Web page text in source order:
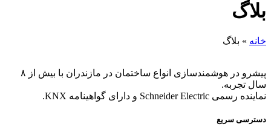
بلاگ
خانه » بلاگ
پیشرو در هوشمندسازی انواع ساختمان در مازندران با بیش از ۸
سال تجربه.
نماینده رسمی Schneider Electric و دارای گواهینامه KNX.
دسترسی سریع